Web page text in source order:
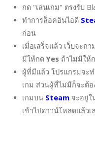
กด "เล่นเกม" ตรงรับ
ทำการล็อคอินไอดี
ก่อน
เมื่อเสร็จแล้ว เว็บจะถ
มีให้กดYes ถ้าไม่มีให้
ผู้ที่มีแล้ว โปรแกรมจะ
เกม ส่วนผู้ที่ไม่มีก็จะต้
เกมบน Steam จะอยู่
เข้าไปดาวน์โหลดแล้วเ